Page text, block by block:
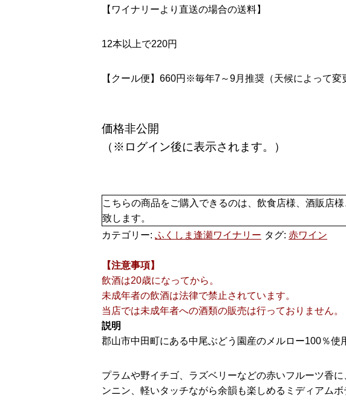
【ワイナリーより直送の場合の送料】
12本以上で220円
【クール便】660円※毎年7～9月推奨（天候によって変
価格非公開
（※ログイン後に表示されます。）
こちらの商品をご購入できるのは、飲食店様、酒販店
致します。
カテゴリー: ふくしま逢瀬ワイナリー タグ: 赤ワイン
【注意事項】
飲酒は20歳になってから。
未成年者の飲酒は法律で禁止されています。
当店では未成年者への酒類の販売は行っておりません。
説明
郡山市中田町にある中尾ぶどう園産のメルロー100％使
プラムや野イチゴ、ラズベリーなどの赤いフルーツ香
ンニン、軽いタッチながら余韻も楽しめるミディアムボ